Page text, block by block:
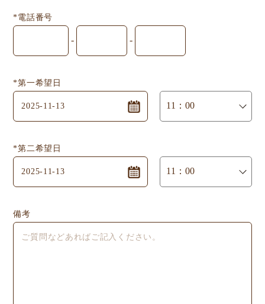
*電話番号
- -
*第一希望日
*第二希望日
備考